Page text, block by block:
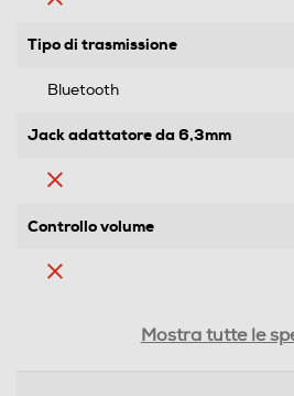
Tipo di trasmissione
Bluetooth
Jack adattatore da 6,3mm
Controllo volume
Mostra tutte le